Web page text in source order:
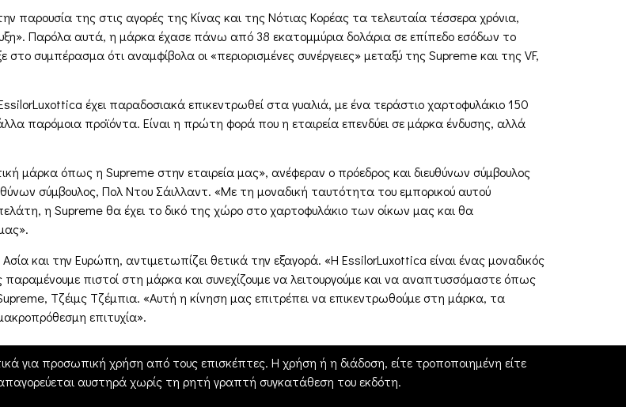
παρουσία της στις αγορές της Κίνας και της Νότιας Κορέας τα τελευταία τέσσερα χρόνια,
Παρόλα αυτά, η μάρκα έχασε πάνω από 38 εκατομμύρια δολάρια σε επίπεδο εσόδων το
συμπέρασμα ότι αναμφίβολα οι «περιορισμένες συνέργειες» μεταξύ της Supreme και της VF,
έχει παραδοσιακά επικεντρωθεί στα γυαλιά, με ένα τεράστιο χαρτοφυλάκιο 150
παρόμοια προϊόντα. Είναι η πρώτη φορά που η εταιρεία επενδύει σε μάρκα ένδυσης, αλλά
μάρκα όπως η Supreme στην εταιρεία μας», ανέφεραν ο πρόεδρος και διευθύνων σύμβουλος
σύμβουλος, Πολ Ντου Σάιλλαντ. «Με τη μοναδική ταυτότητα του εμπορικού αυτού
η Supreme θα έχει το δικό της χώρο στο χαρτοφυλάκιο των οίκων μας και θα
και την Ευρώπη, αντιμετωπίζει θετικά την εξαγορά. «Η EssilorLuxottica είναι ένας μοναδικός
πιστοί στη μάρκα και συνεχίζουμε να λειτουργούμε και να αναπτυσσόμαστε όπως
Τζέιμς Τζέμπια. «Αυτή η κίνηση μας επιτρέπει να επικεντρωθούμε στη μάρκα, τα
επιτυχία».
για προσωπική χρήση από τους επισκέπτες. Η χρήση ή η διάδοση, είτε τροποποιημένη είτε
αυστηρά χωρίς τη ρητή γραπτή συγκατάθεση του εκδότη.